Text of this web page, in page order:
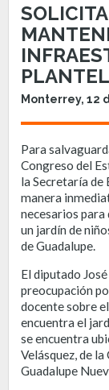
Monterrey, 12
Para
Congreso del
la Secretaría de
manera
necesarios
un jardín de
de Guadalupe.
El diputado
preocupación
docente sobre
encuentra el
se encuentra
Velásquez, de
Guadalupe